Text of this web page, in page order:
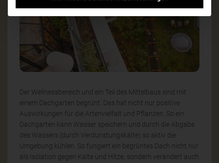
Der Wellnessbereich und ein Teil des Mittelbaus sind mit
einem Dachgarten begrünt. Das hat nicht nur positive
Auswirkungen für die Artenvielfalt und Pflanzen. So ein
Dachgarten kann Wasser speichern und durch die Abgabe
des Wassers (durch Verdunstungskälte) so aktiv die
Umgebung kühlen. So fungiert ein begrüntes Dach nicht nur
als Isolation gegen Kälte und Hitze, sondern verändert auch